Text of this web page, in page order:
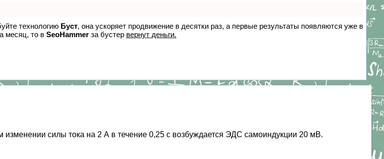
технологию Буст, она ускоряет продвижение в десятки раз, а первые результаты появляются уже в
месяц, то в SeoHammer за бустер вернут деньги.
силы тока на 2 А в течение 0,25 с возбуждается ЭДС самоиндукции 20 мВ.